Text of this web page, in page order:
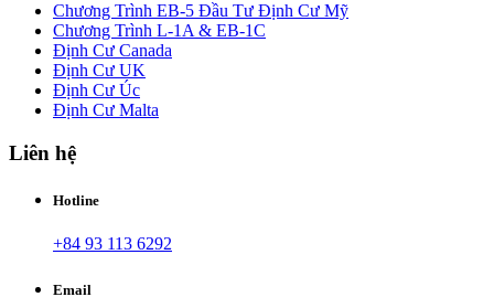
Chương Trình EB-5 Đầu Tư Định Cư Mỹ
Chương Trình L-1A & EB-1C
Định Cư Canada
Định Cư UK
Định Cư Úc
Định Cư Malta
Liên hệ
Hotline
+84 93 113 6292
Email